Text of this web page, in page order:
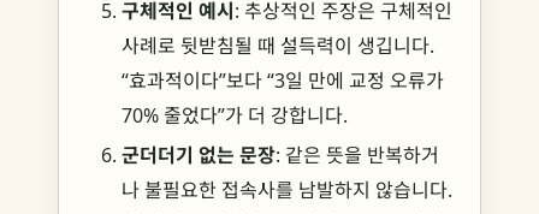
구체적인 예시: 추상적인 주장은 구체적인
사례로 뒷받침될 때 설득력이 생깁니다.
“효과적이다”보다 “3일 만에 교정 오류가
70% 줄었다”가 더 강합니다.
군더더기 없는 문장: 같은 뜻을 반복하거
나 불필요한 접속사를 남발하지 않습니다.